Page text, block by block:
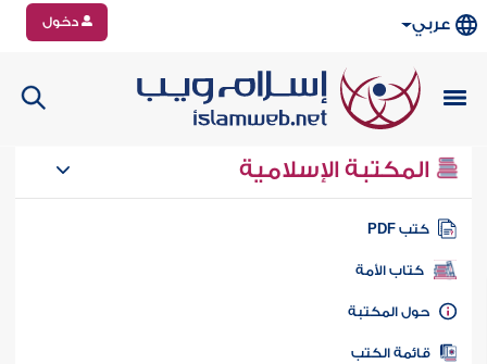
عربي دخول
المكتبة الإسلامية
كتب PDF
كتاب الأمة
المكتبة